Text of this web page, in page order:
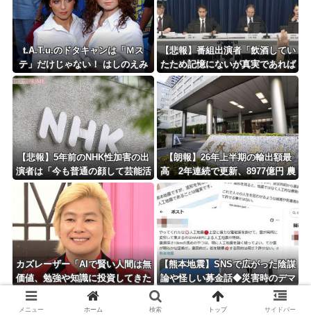
t.A.T.u.のドタキャンは「Ｍス
テ」だけじゃない！ はしのえみ
「来なかったんですよ…」
【悲報】番組出演者「飲酒してい
たため記憶にないが真実であれば
申し訳ない」 NHK職員が出演者
から性被害
【悲報】5年前のNHK性加害の出
演者は「今も普通の顔して芸能活
動してる」ネット「受信料を取る
くらいなら詳細を伝えよ」
【朗報】26年上半期の輸出額最
高 2年連続で更新、8977億円 農
水省「インバウンドの増加に伴
い、日本食の認知度が向上」
カズレーザー「AIで賢い人間は無
価値、勉強や知識に投資してきた
人ほど絶望の時代の幕開け」
【熊本地震】SNSで広がった陰謀
論や怪しい募金話◆災害時のデマ
注意、専門家は「一次情報チェッ
クを」
メニュー ホーム 検索 トップ サイドバー